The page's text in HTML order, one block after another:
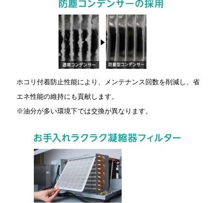
ホコリ付着防止性能により、メンテナンス回数を削減し、省
エネ性能の維持にも貢献します。
※油分が多い環境下では交換が異なります。